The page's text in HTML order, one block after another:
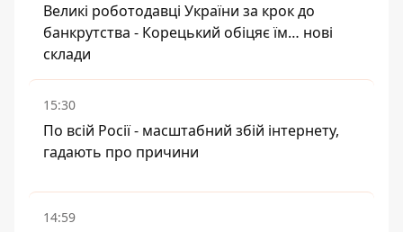
Великі роботодавці України за крок до
банкрутства - Корецький обіцяє їм… нові
склади
15:30
По всій Росії - масштабний збій інтернету,
гадають про причини
14:59